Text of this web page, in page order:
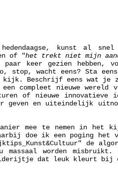
kunst al
of "het trekt niet mijn
paar keer gezien hebben,
stop, wacht eens? Sta
kijk. Beschrijf eens wat je
compleet nieuwe wereld
of nieuwe innovatieve
geven en uiteindelijk
mee te nemen in het
doe ik een poging het
de
worden misbruikt.
dat leuk kleurt bij